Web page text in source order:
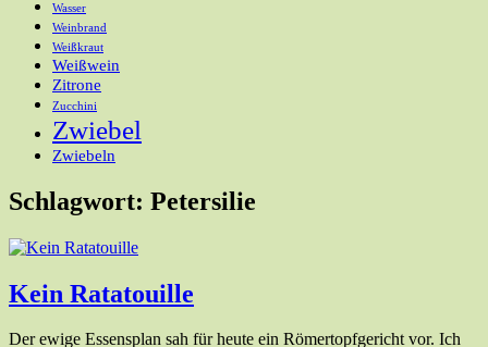
Wasser
Weinbrand
Weißkraut
Weißwein
Zitrone
Zucchini
Zwiebel
Zwiebeln
Schlagwort: Petersilie
Kein Ratatouille
Der ewige Essensplan sah für heute ein Römertopfgericht vor. Ich